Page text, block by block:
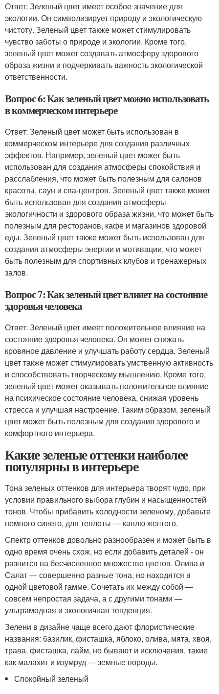
Ответ: Зеленый цвет имеет особое значение для
экологии. Он символизирует природу и экологическую
чистоту. Зеленый цвет также может стимулировать
чувство заботы о природе и экологии. Кроме того,
зеленый цвет может создавать атмосферу здорового
образа жизни и подчеркивать важность экологической
ответственности.
Вопрос 6: Как зеленый цвет можно использовать
в коммерческом интерьере
Ответ: Зеленый цвет может быть использован в
коммерческом интерьере для создания различных
эффектов. Например, зеленый цвет может быть
использован для создания атмосферы спокойствия и
расслабления, что может быть полезным для салонов
красоты, саун и спа-центров. Зеленый цвет также может
быть использован для создания атмосферы
экологичности и здорового образа жизни, что может быть
полезным для ресторанов, кафе и магазинов здоровой
еды. Зеленый цвет также может быть использован для
создания атмосферы энергии и мотивации, что может
быть полезным для спортивных клубов и тренажерных
залов.
Вопрос 7: Как зеленый цвет влияет на состояние
здоровья человека
Ответ: Зеленый цвет имеет положительное влияние на
состояние здоровья человека. Он может снижать
кровяное давление и улучшать работу сердца. Зеленый
цвет также может стимулировать умственную активность
и способствовать творческому мышлению. Кроме того,
зеленый цвет может оказывать положительное влияние
на психическое состояние человека, снижая уровень
стресса и улучшая настроение. Таким образом, зеленый
цвет может быть полезным для создания здорового и
комфортного интерьера.
Какие зеленые оттенки наиболее
популярны в интерьере
Тона зеленых оттенков для интерьера творят чудо, при
условии правильного выбора глубин и насыщенностей
тонов. Чтобы прибавить холодности зеленому, добавьте
немного синего, для теплоты — каплю желтого.
Спектр оттенков довольно разнообразен и может быть в
одно время очень схож, но если добавить деталей - он
разнится на бесчисленное множество цветов. Олива и
Салат — совершенно разные тона, но находятся в
одной цветовой гамме. Сочетать их между собой —
совсем непростая задача, а с другими тонами —
ультрамодная и экологичная тенденция.
Зелени в дизайне чаще всего дают флористические
названия: базилик, фисташка, яблоко, олива, мята, хвоя,
трава, фисташка, лайм, но бывают и исключения, такие
как малахит и изумруд — земные породы.
Спокойный зеленый